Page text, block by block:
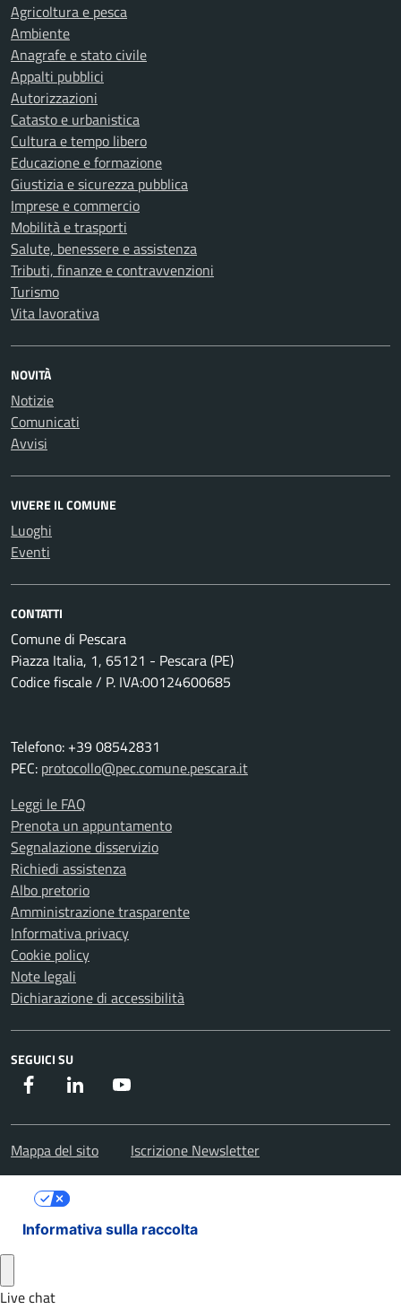
Agricoltura e pesca
Ambiente
Anagrafe e stato civile
Appalti pubblici
Autorizzazioni
Catasto e urbanistica
Cultura e tempo libero
Educazione e formazione
Giustizia e sicurezza pubblica
Imprese e commercio
Mobilità e trasporti
Salute, benessere e assistenza
Tributi, finanze e contravvenzioni
Turismo
Vita lavorativa
NOVITÀ
Notizie
Comunicati
Avvisi
VIVERE IL COMUNE
Luoghi
Eventi
CONTATTI
Comune di Pescara
Piazza Italia, 1, 65121 - Pescara (PE)
Codice fiscale / P. IVA:00124600685
Telefono: +39 08542831
PEC: protocollo@pec.comune.pescara.it
Leggi le FAQ
Prenota un appuntamento
Segnalazione disservizio
Richiedi assistenza
Albo pretorio
Amministrazione trasparente
Informativa privacy
Cookie policy
Note legali
Dichiarazione di accessibilità
SEGUICI SU
Facebook Instagram
Mappa del sito Iscrizione Newsletter
Informativa sulla raccolta
Le tue preferenze relative alla privacy